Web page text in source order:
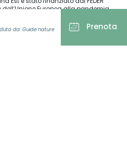
da: Guide nature Prenota
Europea alla pandemia